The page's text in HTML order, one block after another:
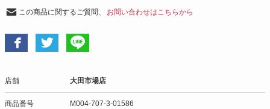
この商品に関するご質問、 お問い合わせはこちらから
店舗 大田市場店
商品番号 M004-707-3-01586